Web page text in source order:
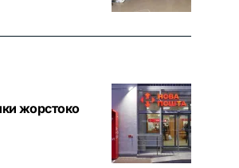
жорстоко